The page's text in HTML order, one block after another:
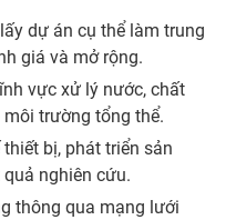
dự án cụ thể làm trung
giá và mở rộng.
vực xử lý nước, chất
trường tổng thể.
bị, phát triển sản
nghiên cứu.
thông qua mạng lưới